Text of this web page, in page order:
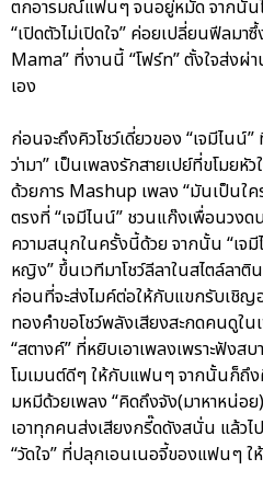
ตกอารมณ์แฟนๆ จนอยู่หมัด จากนั้น
“เปิดตัวไม่เปิดใจ” ค่อยเปลี่ยนฟีลม
Mama” ที่งานนี้ “โฟร์ท” ตั้งใจส่ง
เอง
ก่อนจะถึงคิวโชว์เดี่ยวของ “เจมีไนน์”
ว่ามา” เป็นเพลงรักสายเปย์ที่ขโมย
ด้วยการ Mashup เพลง “มันเป็นใ
ตรงที่ “เจมีไนน์” ชวนแก๊งเพื่อนวง
ความสนุกในครั้งนี้ด้วย จากนั้น “เจมี
หญิง” ขึ้นเวทีมาโชว์ลีลาในสไตล์ลา
ก่อนที่จะส่งไมค์ต่อให้กับแขกรับเชิ
ทองคำขอโชว์พลังเสียงสะกดคนดูใ
“สตางค์” ที่หยิบเอาเพลงเพราะฟังส
โมเมนต์ดีๆ ให้กับแฟนๆ จากนั้นก็ถึง
มหมีด้วยเพลง “คิดถึงจัง(มาหาหน่อย
เอาทุกคนส่งเสียงกรี๊ดดังสนั่น แล้ว
“วัดใจ” ที่ปลุกเอนเนอจี้ของแฟนๆ ใ